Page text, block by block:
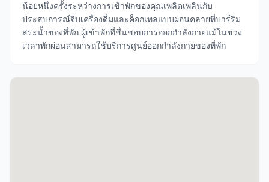
น้อยหนึ่งครั้งระหว่างการเข้าพักของคุณเพลิดเพลินกับ
ประสบการณ์จิบเครื่องดื่มและค็อกเทลแบบผ่อนคลายที่บาร์ริม
สระน้ำของที่พัก ผู้เข้าพักที่ชื่นชอบการออกกำลังกายแม้ในช่วง
เวลาพักผ่อนสามารถใช้บริการศูนย์ออกกำลังกายของที่พัก